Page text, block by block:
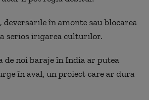
deversările în amonte sau blocarea
serios irigarea culturilor.
de noi baraje în India ar putea
în aval, un proiect care ar dura